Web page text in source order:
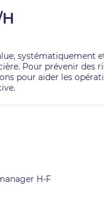
systématiquement
Pour prévenir des
pour aider les
H-F